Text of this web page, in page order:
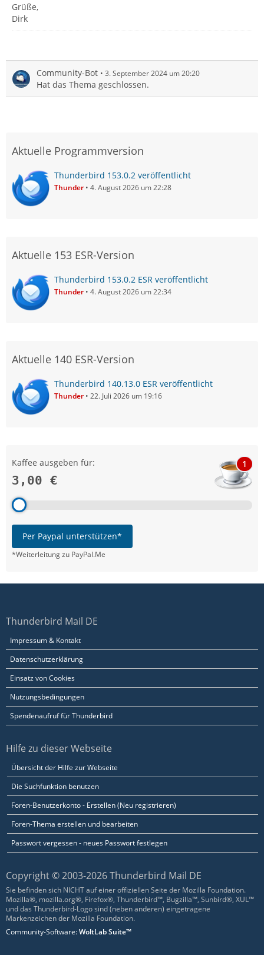
Grüße,
Dirk
Community-Bot 3. September 2024 um 20:20
Hat das Thema geschlossen.
Aktuelle Programmversion
Thunderbird 153.0.2 veröffentlicht
Thunder 4. August 2026 um 22:28
Aktuelle 153 ESR-Version
Thunderbird 153.0.2 ESR veröffentlicht
Thunder 4. August 2026 um 22:34
Aktuelle 140 ESR-Version
Thunderbird 140.13.0 ESR veröffentlicht
Thunder 22. Juli 2026 um 19:16
Kaffee ausgeben für:
3,00 €
1
Per Paypal unterstützen*
*Weiterleitung zu PayPal.Me
Thunderbird Mail DE
Impressum & Kontakt
Datenschutzerklärung
Einsatz von Cookies
Nutzungsbedingungen
Spendenaufruf für Thunderbird
Hilfe zu dieser Webseite
Übersicht der Hilfe zur Webseite
Die Suchfunktion benutzen
Foren-Benutzerkonto - Erstellen (Neu registrieren)
Foren-Thema erstellen und bearbeiten
Passwort vergessen - neues Passwort festlegen
Copyright © 2003-2026 Thunderbird Mail DE
Sie befinden sich NICHT auf einer offiziellen Seite der Mozilla Foundation.
Mozilla®, mozilla.org®, Firefox®, Thunderbird™, Bugzilla™, Sunbird®, XUL™
und das Thunderbird-Logo sind (neben anderen) eingetragene
Markenzeichen der Mozilla Foundation.
Community-Software:WoltLab Suite™